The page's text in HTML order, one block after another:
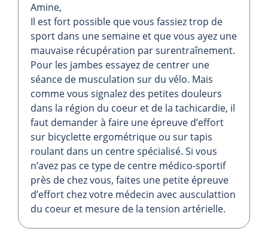
Amine,
Il est fort possible que vous fassiez trop de
sport dans une semaine et que vous ayez une
mauvaise récupération par surentraînement.
Pour les jambes essayez de centrer une
séance de musculation sur du vélo. Mais
comme vous signalez des petites douleurs
dans la région du coeur et de la tachicardie, il
faut demander à faire une épreuve d’effort
sur bicyclette ergométrique ou sur tapis
roulant dans un centre spécialisé. Si vous
n’avez pas ce type de centre médico-sportif
près de chez vous, faites une petite épreuve
d’effort chez votre médecin avec ausculattion
du coeur et mesure de la tension artérielle.